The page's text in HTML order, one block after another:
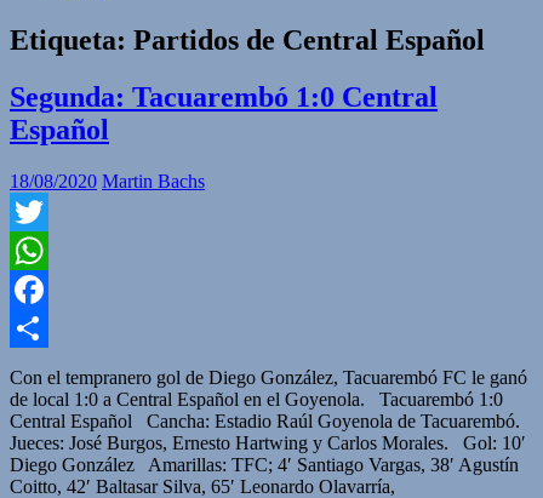
Etiqueta: Partidos de Central Español
Segunda: Tacuarembó 1:0 Central
Español
18/08/2020 Martin Bachs
Twitter
WhatsApp
Facebook
Compartir
Con el tempranero gol de Diego González, Tacuarembó FC le ganó
de local 1:0 a Central Español en el Goyenola. Tacuarembó 1:0
Central Español Cancha: Estadio Raúl Goyenola de Tacuarembó.
Jueces: José Burgos, Ernesto Hartwing y Carlos Morales. Gol: 10′
Diego González Amarillas: TFC; 4′ Santiago Vargas, 38′ Agustín
Coitto, 42′ Baltasar Silva, 65′ Leonardo Olavarría,